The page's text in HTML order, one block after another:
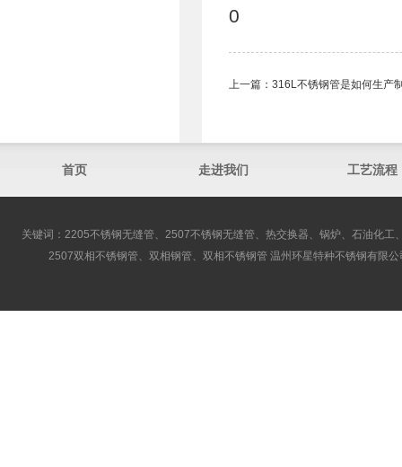
0
上一篇： 316L不锈钢管是如何生产
首页 走进我们 工艺流程
关键词：2205不锈钢无缝管、2507不锈钢无缝管、热交换器、锅炉、石油化
2507双相不锈钢管、双相钢管、双相不锈钢管 温州环星特种不锈钢有限